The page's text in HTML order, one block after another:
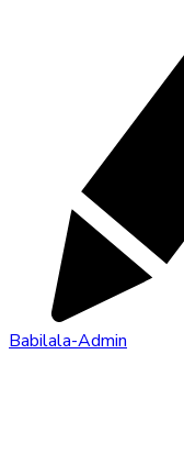
Babilala-Admin